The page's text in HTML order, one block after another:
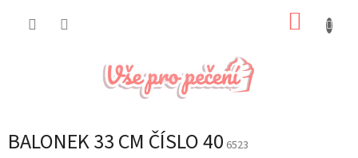
BALONEK 33 CM ČÍSLO 40 6523